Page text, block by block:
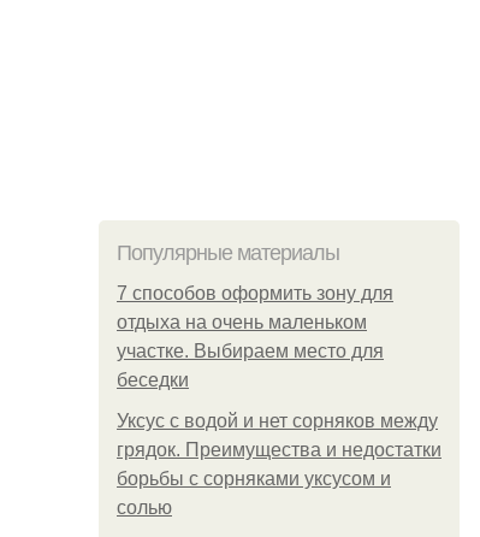
Популярные материалы
7 способов оформить зону для
отдыха на очень маленьком
участке. Выбираем место для
беседки
Уксус с водой и нет сорняков между
грядок. Преимущества и недостатки
борьбы с сорняками уксусом и
солью